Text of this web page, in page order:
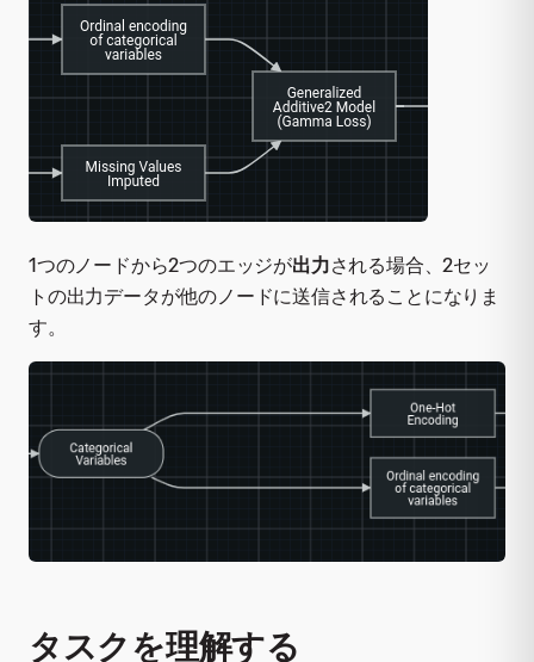
1つのノードから2つのエッジが出力される場合、2セッ
トの出力データが他のノードに送信されることになりま
す。
タスクを理解する